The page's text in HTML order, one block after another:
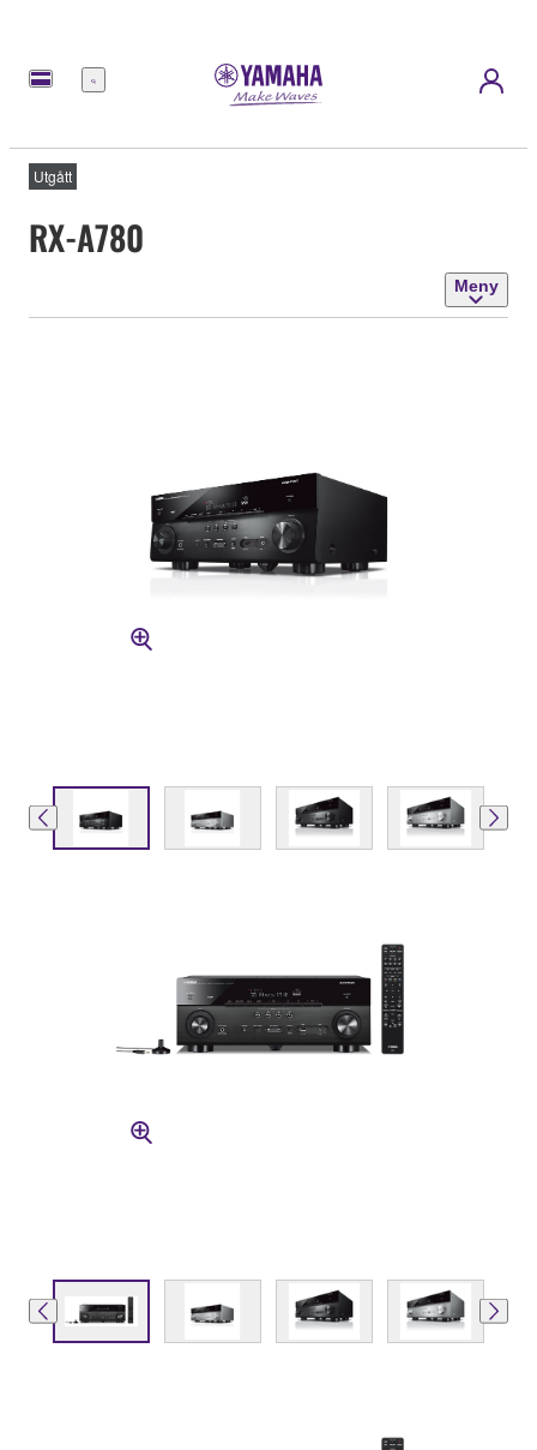
Meny
Utgått
RX-A780
Meny